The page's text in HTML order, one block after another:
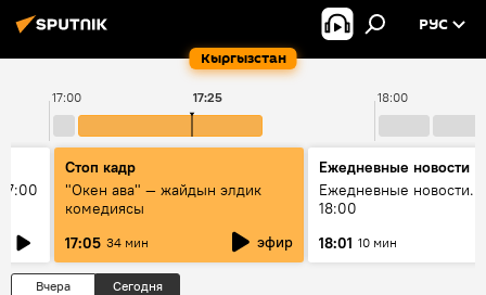
Кыргызстан
РУС
17:00 18:00
17:25
Стоп кадр
"Окен ава" — жайдын элдик
комедиясы
17:05 34 мин эфир
Ежедневные новости
Ежедневные новости.
18:00
18:01 10 мин
Вчера Сегодня